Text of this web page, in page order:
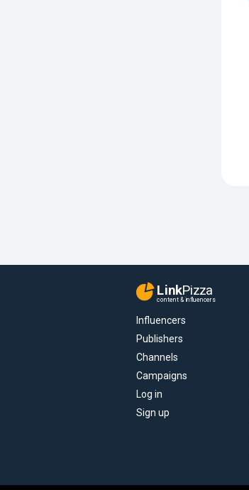
LinkPizza
content & influencers
Influencers
Publishers
Channels
Campaigns
Log in
Sign up